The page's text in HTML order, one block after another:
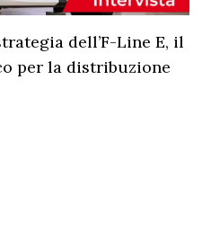
dell’F-Line E, il
per la distribuzione